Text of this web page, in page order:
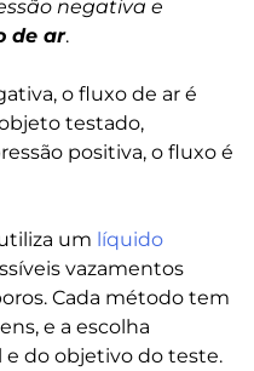
negativa e
de ar.
o fluxo de ar é
testado,
positiva, o fluxo é
um líquido
vazamentos
Cada método tem
e a escolha
do objetivo do teste.